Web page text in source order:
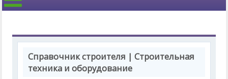
Справочник строителя | Строительная
техника и оборудование